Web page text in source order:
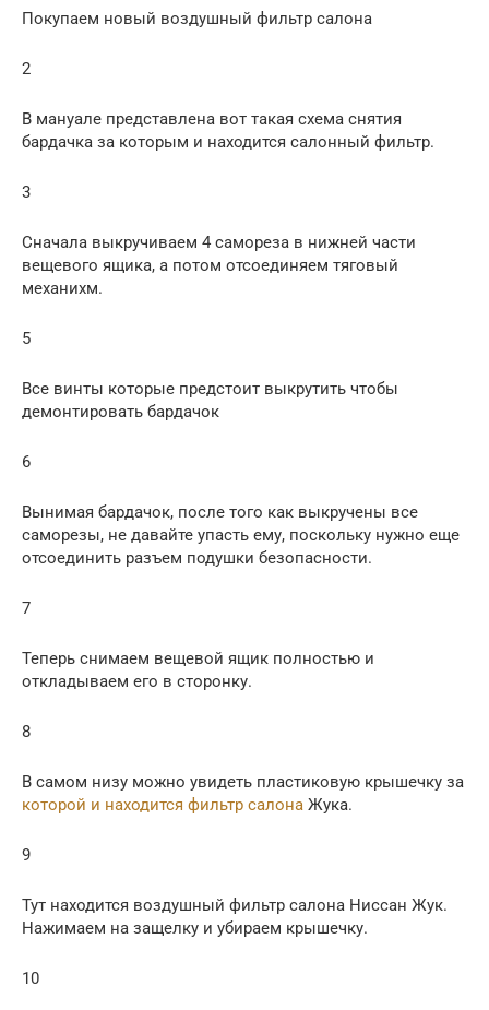
Покупаем новый воздушный фильтр салона
2
В мануале представлена вот такая схема снятия
бардачка за которым и находится салонный фильтр.
3
Сначала выкручиваем 4 самореза в нижней части
вещевого ящика, а потом отсоединяем тяговый
механихм.
5
Все винты которые предстоит выкрутить чтобы
демонтировать бардачок
6
Вынимая бардачок, после того как выкручены все
саморезы, не давайте упасть ему, поскольку нужно еще
отсоединить разъем подушки безопасности.
7
Теперь снимаем вещевой ящик полностью и
откладываем его в сторонку.
8
В самом низу можно увидеть пластиковую крышечку за
которой и находится фильтр салона Жука.
9
Тут находится воздушный фильтр салона Ниссан Жук.
Нажимаем на защелку и убираем крышечку.
10